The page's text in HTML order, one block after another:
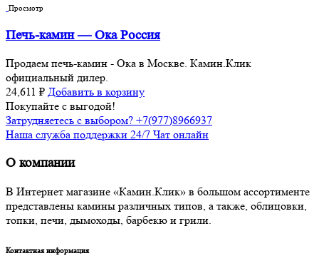
Просмотр
Печь-камин — Ока Россия
Продаем печь-камин - Ока в Москве. Камин.Клик
официальный дилер.
24,611 ₽ Добавить в корзину
Покупайте с выгодой!
Затрудняетесь с выбором? +7(977)8966937
Наша служба поддержки 24/7 Чат онлайн
О компании
В Интернет магазине «Камин.Клик» в большом ассортименте
представлены камины различных типов, а также, облицовки,
топки, печи, дымоходы, барбекю и грили.
Контактная информация